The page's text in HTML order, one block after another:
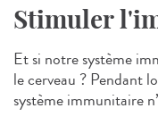
Stimuler
Et si notre système
le cerveau ? Pendant
système immunitaire